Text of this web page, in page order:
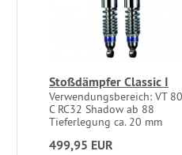
Stoßdämpfer Classic I
Verwendungsbereich: VT
C RC32 Shadow ab 88
Tieferlegung ca. 20 mm
499,95 EUR